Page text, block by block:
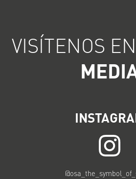
VISÍTENOS EN